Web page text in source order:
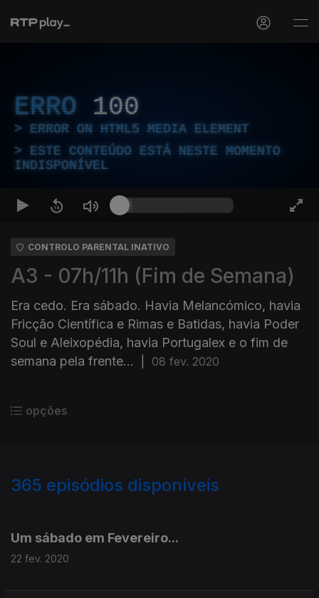
ERRO 100
ERROR ON HTML5 MEDIA ELEMENT
ESTE CONTEÚDO ESTÁ NESTE MOMENTO
INDISPONÍVEL
CONTROLO PARENTAL INATIVO
A3 - 07h/11h (Fim de Semana)
Era cedo. Era sábado. Havia Melancómico, havia
Fricção Científica e Rimas e Batidas, havia Poder
Soul e Aleixopédia, havia Portugalex e o fim de
semana pela frente...
08 fev. 2020
opções
365 episódios disponíveis
Um sábado em Fevereiro...
22 fev. 2020